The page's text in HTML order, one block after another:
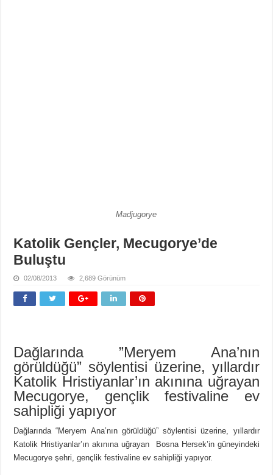
Madjugorye
Katolik Gençler, Mecugorye’de
Buluştu
02/08/2013 2,689 Görünüm
Dağlarında ”Meryem Ana’nın
görüldüğü” söylentisi üzerine, yıllardır
Katolik Hristiyanlar’ın akınına uğrayan
Mecugorye, gençlik festivaline ev
sahipliği yapıyor
Dağlarında “Meryem Ana’nın görüldüğü” söylentisi üzerine, yıllardır
Katolik Hristiyanlar’ın akınına uğrayan Bosna Hersek’in güneyindeki
Mecugorye şehri, gençlik festivaline ev sahipliği yapıyor.